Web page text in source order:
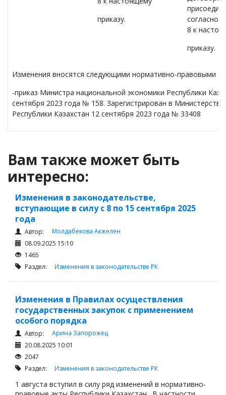
приказу.
согласно
8 к
приказу.
Изменения вносятся следующими нормативно-правовыми
-приказ Министра национальной экономики Республики
сентября 2023 года № 158. Зарегистрирован в
Республики Казахстан 12 сентября 2023 года № 33408
Вам также может быть
интересно:
Изменения в законодательстве,
вступающие в силу с 8 по 15 сентября 2025
года
Автор:
Молдабекова Акжелен
08.09.2025 15:10
1465
Раздел: Изменения в законодательстве РК
Изменения в Правилах осуществления
государственных закупок с применением
особого порядка
Автор:
Арина Запорожец
20.08.2025 10:01
2047
Раздел: Изменения в законодательстве РК
1 августа вступил в силу ряд изменений в нормативно-